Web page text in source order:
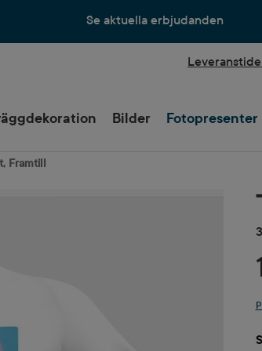
Se aktuella erbjudanden
Bilder Fotopresenter
Framtill